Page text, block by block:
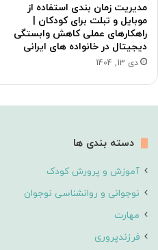
مدیریت زمان بندی استفاده از
موبایل و تبلت برای کودکان |
راهکارهای عملی کاهش وابستگی
دیجیتال در خانواده های ایرانی
دی 13, 1404
دسته بندی ها
آموزش و پرورش کودک
نوجوانی و روانشناسی نوجوان
مهارت
فرزندپروری